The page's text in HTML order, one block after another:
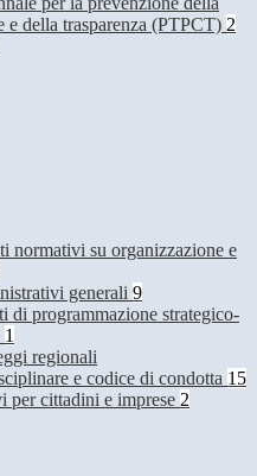
e della trasparenza (PTPCT) 2
normativi su organizzazione e
generali 9
di programmazione strategico-
1
regionali
e codice di condotta 15
per cittadini e imprese 2